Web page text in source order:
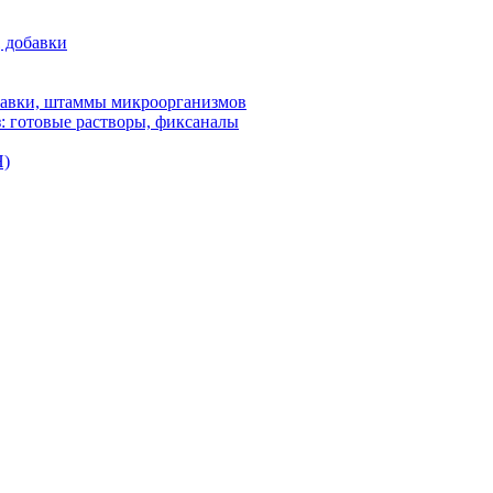
добавки
штаммы микроорганизмов
готовые растворы, фиксаналы